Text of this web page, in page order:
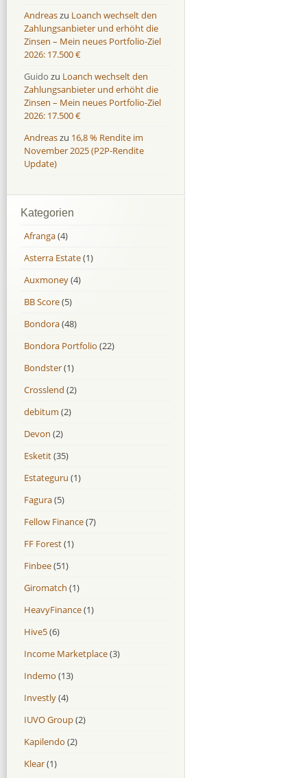
Andreaszu Loanch wechselt den
Zahlungsanbieter und erhöht die
Zinsen – Mein neues Portfolio-Ziel
2026: 17.500 €
Guido zu Loanch wechselt den
Zahlungsanbieter und erhöht die
Zinsen – Mein neues Portfolio-Ziel
2026: 17.500 €
Andreaszu 16,8 % Rendite im
November 2025 (P2P-Rendite
Update)
Kategorien
Afranga(4)
Asterra Estate(1)
Auxmoney(4)
BB Score(5)
Bondora(48)
Bondora Portfolio (22)
Bondster(1)
Crosslend (2)
debitum (2)
Devon (2)
Esketit(35)
Estateguru (1)
Fagura(5)
Fellow Finance(7)
FF Forest(1)
Finbee(51)
Giromatch (1)
HeavyFinance(1)
Hive5(6)
Income Marketplace(3)
Indemo (13)
Investly(4)
IUVO Group(2)
Kapilendo (2)
Klear(1)